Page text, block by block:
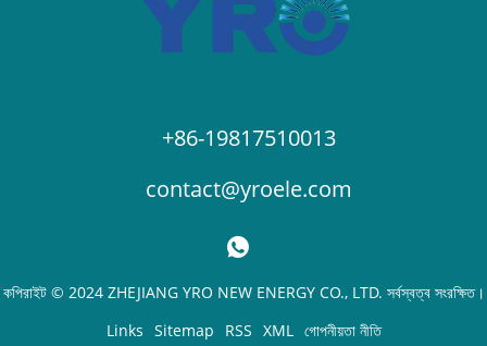
+86-19817510013
contact@yroele.com
কপিরাইট © 2024 ZHEJIANG YRO NEW ENERGY CO., LTD. সর্বস্বত্ব সংরক্ষিত।
Links Sitemap RSS XML গোপনীয়তা নীতি